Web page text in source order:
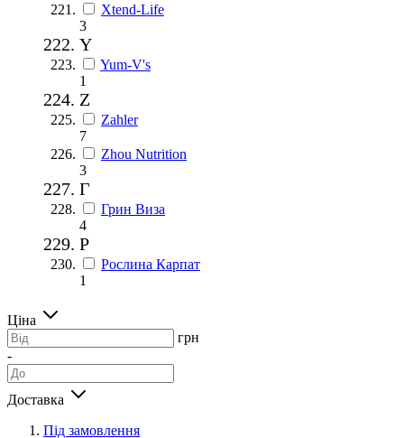
Xtend-Life
3
Y
Yum-V's
1
Z
Zahler
7
Zhou Nutrition
3
Г
Грин Виза
4
Р
Рослина Карпат
1
Ціна
грн
-
Доставка
Під замовлення